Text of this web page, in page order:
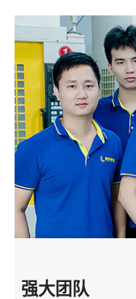
强大团队